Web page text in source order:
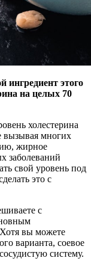
ингредиент этого
на целых 70
холестерина
вызывая многих
жирное
заболеваний
свой уровень под
это с
с
вы можете
варианта, соевое
систему.